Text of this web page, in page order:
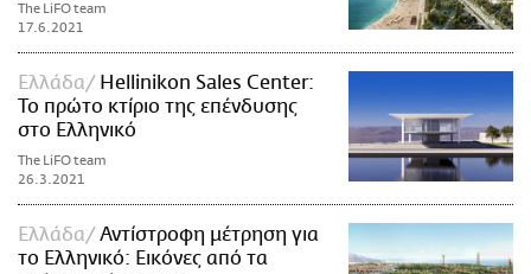
The LiFO team
17.6.2021
Ελλάδα
Hellinikon Sales Center:
Το πρώτο κτίριο της επένδυσης
στο Ελληνικό
The LiFO team
26.3.2021
Ελλάδα
Αντίστροφη μέτρηση για
το Ελληνικό: Εικόνες από τα